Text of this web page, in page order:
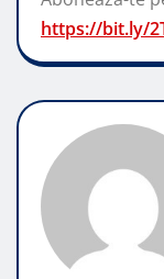
https://bit.ly/